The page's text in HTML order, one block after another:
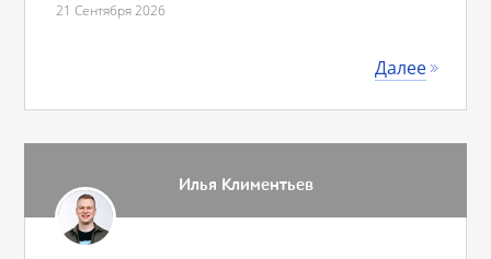
21 Сентября 2026
Далее
Илья Климентьев